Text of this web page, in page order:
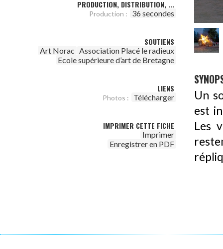
PRODUCTION, DISTRIBUTION, ...
Production : 36 secondes
SOUTIENS
Art Norac Association Placé le radieux
Ecole supérieure d’art de Bretagne
LIENS
Photos : Télécharger
IMPRIMER CETTE FICHE
Imprimer
Enregistrer en PDF
Un
est
Les